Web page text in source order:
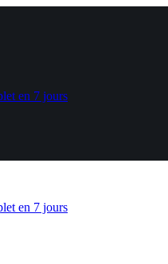
en 7 jours
en 7 jours